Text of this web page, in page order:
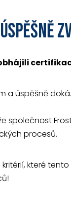
a úspěšně
společnost
procesů.
které